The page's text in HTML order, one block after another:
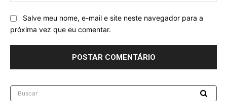
Salve meu nome, e-mail e site neste navegador para a
próxima vez que eu comentar.
Buscar